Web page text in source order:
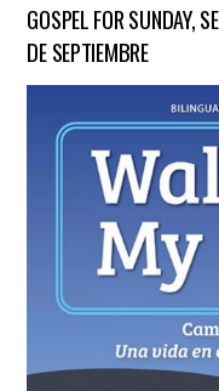
GOSPEL FOR SUNDAY,
DE SEPTIEMBRE